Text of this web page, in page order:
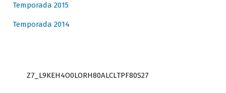
Temporada 2015
Temporada 2014
Z7_L9KEH4O0LORH80ALCLTPF80S27